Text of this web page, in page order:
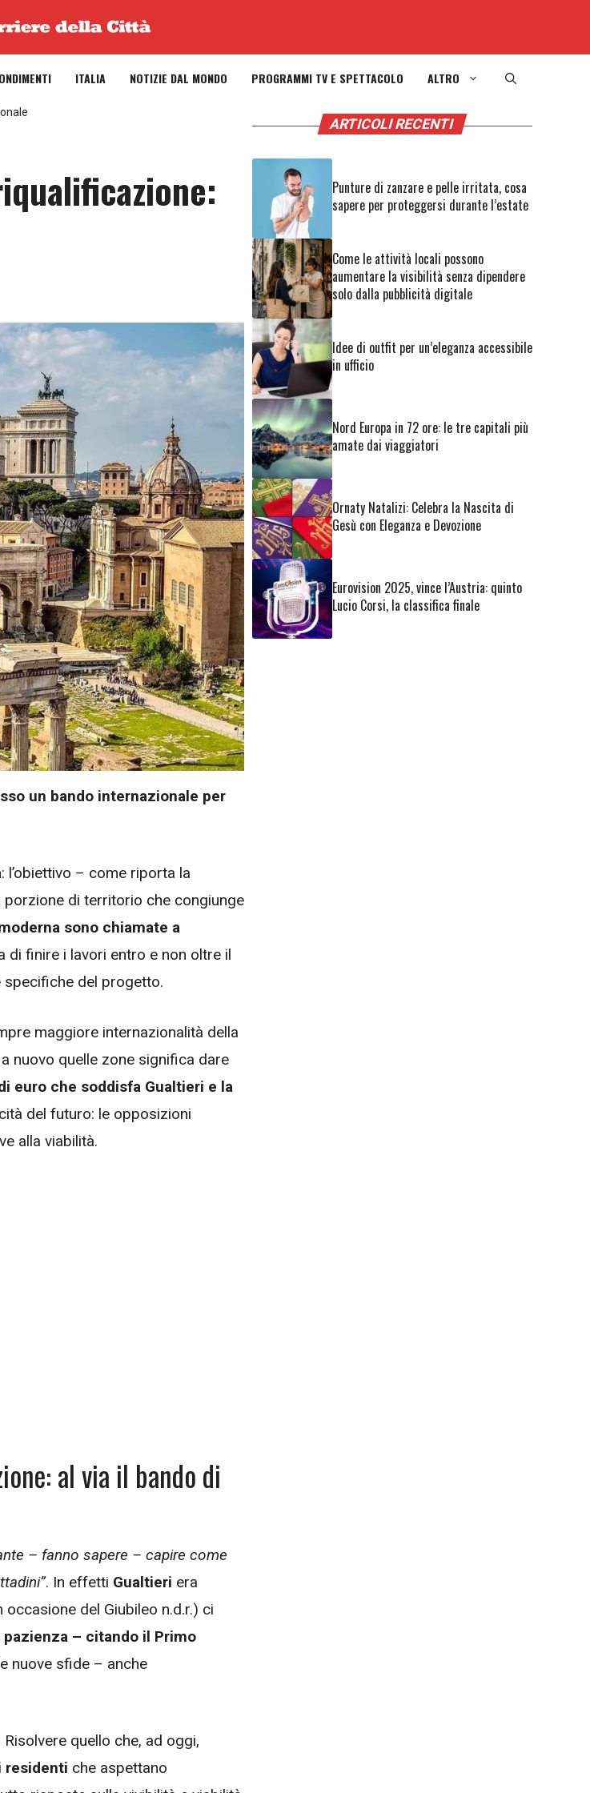
ITALIA NOTIZIE DAL MONDO PROGRAMMI TV E SPETTACOLO ALTRO
un bando internazionale per
: l’obiettivo – come riporta la
porzione di territorio che congiunge
sono chiamate a
di finire i lavori entro e non oltre il
specifiche del progetto.
maggiore internazionalità della
nuovo quelle zone significa dare
euro che soddisfa Gualtieri e la
del futuro: le opposizioni
alla viabilità.
al via il bando di
– fanno sapere – capire come
. In effetti Gualtieri era
del Giubileo n.d.r.) ci
– citando il Primo
nuove sfide – anche
quello che, ad oggi,
residenti che aspettano
ARTICOLI RECENTI
Punture di zanzare e pelle irritata, cosa
sapere per proteggersi durante l’estate
Come le attività locali possono
aumentare la visibilità senza dipendere
solo dalla pubblicità digitale
Idee di outfit per un’eleganza accessibile
in ufficio
Nord Europa in 72 ore: le tre capitali più
amate dai viaggiatori
Ornaty Natalizi: Celebra la Nascita di
Gesù con Eleganza e Devozione
Eurovision 2025, vince l’Austria: quinto
Lucio Corsi, la classifica finale